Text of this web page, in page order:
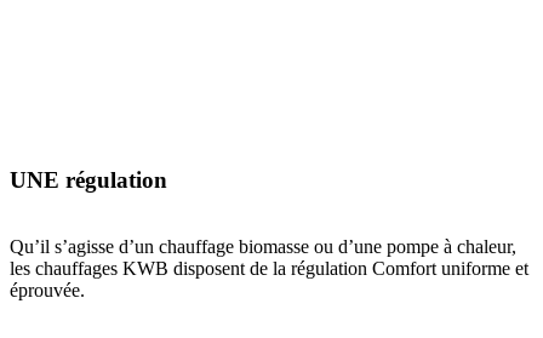
UNE régulation
Qu’il s’agisse d’un chauffage biomasse ou d’une pompe à chaleur,
les chauffages KWB disposent de la régulation Comfort uniforme et
éprouvée.